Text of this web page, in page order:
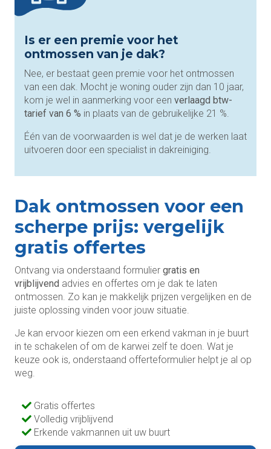
Is er een premie voor het
ontmossen van je dak?
Nee, er bestaat geen premie voor het ontmossen
van een dak. Mocht je woning ouder zijn dan 10 jaar,
kom je wel in aanmerking voor een verlaagd btw-
tarief van 6 % in plaats van de gebruikelijke 21 %.
Één van de voorwaarden is wel dat je de werken laat
uitvoeren door een specialist in dakreiniging.
Dak ontmossen voor een
scherpe prijs: vergelijk
gratis offertes
Ontvang via onderstaand formulier gratis en
vrijblijvend advies en offertes om je dak te laten
ontmossen. Zo kan je makkelijk prijzen vergelijken en de
juiste oplossing vinden voor jouw situatie.
Je kan ervoor kiezen om een erkend vakman in je buurt
in te schakelen of om de karwei zelf te doen. Wat je
keuze ook is, onderstaand offerteformulier helpt je al op
weg.
Gratis offertes
Volledig vrijblijvend
Erkende vakmannen uit uw buurt